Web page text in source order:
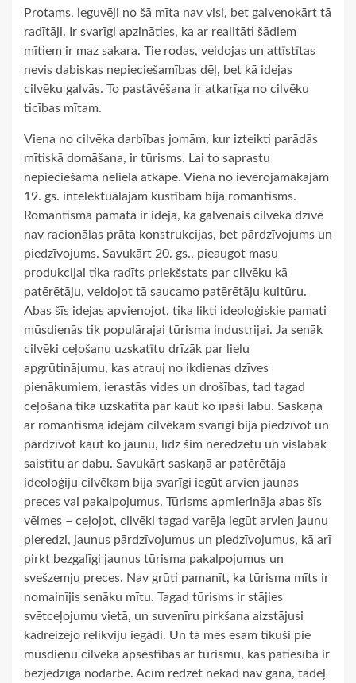
Protams, ieguvēji no šā mīta nav visi, bet galvenokārt tā
radītāji. Ir svarīgi apzināties, ka ar realitāti šādiem
mītiem ir maz sakara. Tie rodas, veidojas un attīstītas
nevis dabiskas nepieciešamības dēļ, bet kā idejas
cilvēku galvās. To pastāvēšana ir atkarīga no cilvēku
ticības mītam.
Viena no cilvēka darbības jomām, kur izteikti parādās
mītiskā domāšana, ir tūrisms. Lai to saprastu
nepieciešama neliela atkāpe. Viena no ievērojamākajām
19. gs. intelektuālajām kustībām bija romantisms.
Romantisma pamatā ir ideja, ka galvenais cilvēka dzīvē
nav racionālas prāta konstrukcijas, bet pārdzīvojums un
piedzīvojums. Savukārt 20. gs., pieaugot masu
produkcijai tika radīts priekšstats par cilvēku kā
patērētāju, veidojot tā saucamo patērētāju kultūru.
Abas šīs idejas apvienojot, tika likti ideoloģiskie pamati
mūsdienās tik populārajai tūrisma industrijai. Ja senāk
cilvēki ceļošanu uzskatītu drīzāk par lielu
apgrūtinājumu, kas atrauj no ikdienas dzīves
pienākumiem, ierastās vides un drošības, tad tagad
ceļošana tika uzskatīta par kaut ko īpaši labu. Saskaņā
ar romantisma idejām cilvēkam svarīgi bija piedzīvot un
pārdzīvot kaut ko jaunu, līdz šim neredzētu un vislabāk
saistītu ar dabu. Savukārt saskaņā ar patērētāja
ideoloģiju cilvēkam bija svarīgi iegūt arvien jaunas
preces vai pakalpojumus. Tūrisms apmierināja abas šīs
vēlmes – ceļojot, cilvēki tagad varēja iegūt arvien jaunu
pieredzi, jaunus pārdzīvojumus un piedzīvojumus, kā arī
pirkt bezgalīgi jaunus tūrisma pakalpojumus un
svešzemju preces. Nav grūti pamanīt, ka tūrisma mīts ir
nomainījis senāku mītu. Tagad tūrisms ir stājies
svētceļojumu vietā, un suvenīru pirkšana aizstājusi
kādreizējo relikviju iegādi. Un tā mēs esam tikuši pie
mūsdienu cilvēka apsēstības ar tūrismu, kas patiesībā ir
bezjēdzīga nodarbe. Acīm redzēt nekad nav gana, tādēļ